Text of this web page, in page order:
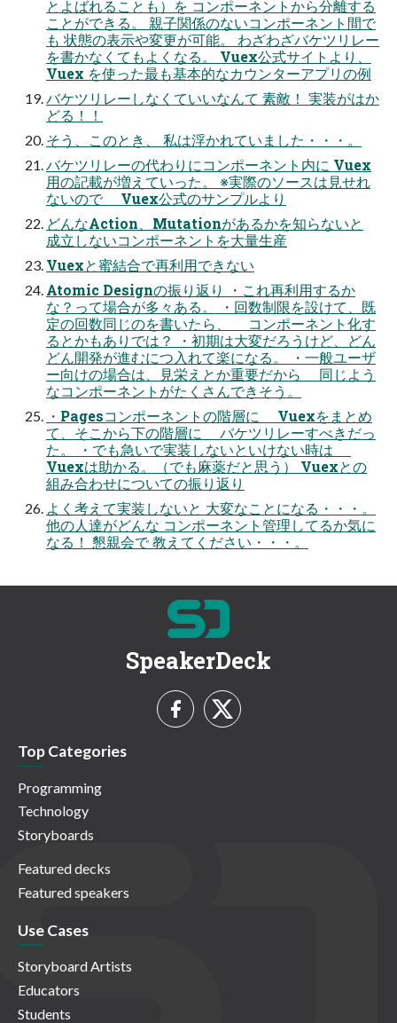
とよばれることも）を コンポーネントから分離する
ことができる。 親子関係のないコンポーネント間で
も 状態の表示や変更が可能。 わざわざバケツリレー
を書かなくてもよくなる。 Vuex公式サイトより、
Vuex を使った最も基本的なカウンターアプリの例
バケツリレーしなくていいなんて 素敵！ 実装がはか
どる！！
そう、このとき、 私は浮かれていました・・・。
バケツリレーの代わりにコンポーネント内に Vuex
用の記載が増えていった。 ※実際のソースは見せれ
ないので Vuex公式のサンプルより
どんなAction、Mutationがあるかを知らないと
成立しないコンポーネントを大量生産
Vuexと蜜結合で再利用できない
Atomic Designの振り返り ・これ再利用するか
な？って場合が多々ある。 ・回数制限を設けて、既
定の回数同じのを書いたら、 コンポーネント化す
るとかもありでは？ ・初期は大変だろうけど、どん
どん開発が進むにつ入れて楽になる。 ・一般ユーザ
ー向けの場合は、見栄えとか重要だから 同じよう
なコンポーネントがたくさんできそう。
・Pagesコンポーネントの階層に Vuexをまとめ
て、そこから下の階層に バケツリレーすべきだっ
た。 ・でも急いで実装しないといけない時は
Vuexは助かる。（でも麻薬だと思う） Vuexとの
組み合わせについての振り返り
よく考えて実装しないと 大変なことになる・・・。
他の人達がどんな コンポーネント管理してるか気に
なる！ 懇親会で 教えてください・・・。
SpeakerDeck
Top Categories
Programming
Technology
Storyboards
Featured decks
Featured speakers
Use Cases
Storyboard Artists
Educators
Students